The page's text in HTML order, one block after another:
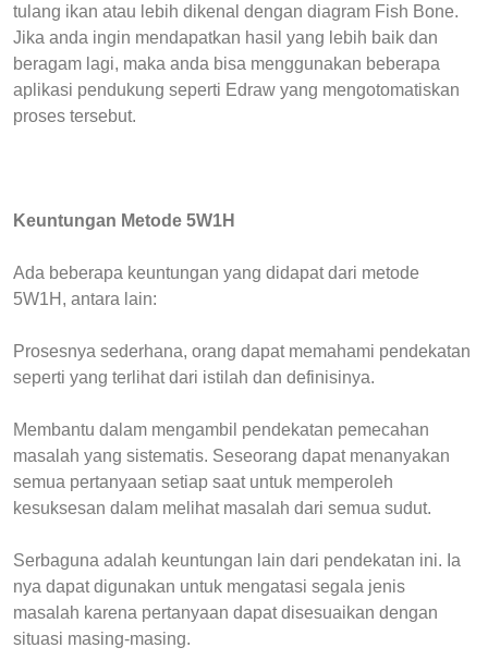
tulang ikan atau lebih dikenal dengan diagram Fish Bone.
Jika anda ingin mendapatkan hasil yang lebih baik dan
beragam lagi, maka anda bisa menggunakan beberapa
aplikasi pendukung seperti Edraw yang mengotomatiskan
proses tersebut.
Keuntungan Metode 5W1H
Ada beberapa keuntungan yang didapat dari metode
5W1H, antara lain:
Prosesnya sederhana, orang dapat memahami pendekatan
seperti yang terlihat dari istilah dan definisinya.
Membantu dalam mengambil pendekatan pemecahan
masalah yang sistematis. Seseorang dapat menanyakan
semua pertanyaan setiap saat untuk memperoleh
kesuksesan dalam melihat masalah dari semua sudut.
Serbaguna adalah keuntungan lain dari pendekatan ini. Ia
nya dapat digunakan untuk mengatasi segala jenis
masalah karena pertanyaan dapat disesuaikan dengan
situasi masing-masing.